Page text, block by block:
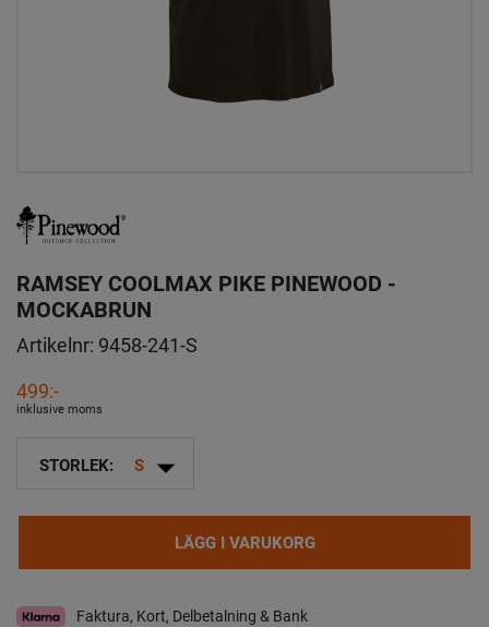
RAMSEY COOLMAX PIKE PINEWOOD -
MOCKABRUN
Artikelnr: 9458-241-S
499:-
inklusive moms
STORLEK: S arrow_drop_down
LÄGG I VARUKORG
Faktura, Kort, Delbetalning & Bank